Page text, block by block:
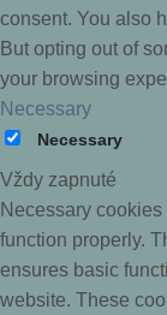
consent. You also
But opting out of
your browsing
Necessary
Necessary
Vždy zapnuté
Necessary
function properly.
ensures basic
website. These